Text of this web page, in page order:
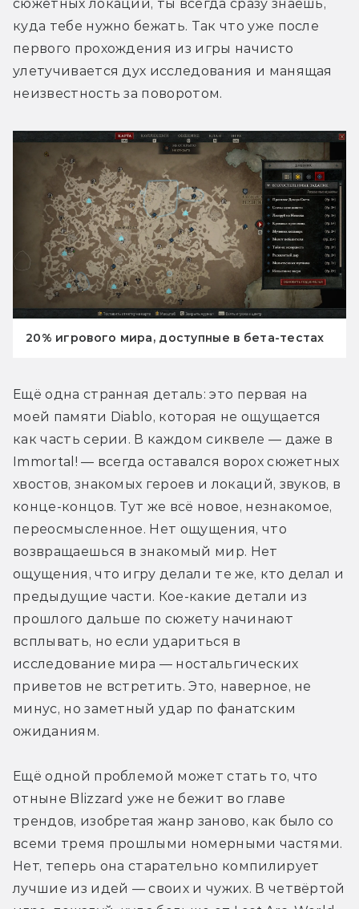
сюжетных локаций, ты всегда сразу знаешь,
куда тебе нужно бежать. Так что уже после
первого прохождения из игры начисто
улетучивается дух исследования и манящая
неизвестность за поворотом.
20% игрового мира, доступные в бета-тестах
Ещё одна странная деталь: это первая на
моей памяти Diablo, которая не ощущается
как часть серии. В каждом сиквеле — даже в
Immortal! — всегда оставался ворох сюжетных
хвостов, знакомых героев и локаций, звуков, в
конце-концов. Тут же всё новое, незнакомое,
переосмысленное. Нет ощущения, что
возвращаешься в знакомый мир. Нет
ощущения, что игру делали те же, кто делал и
предыдущие части. Кое-какие детали из
прошлого дальше по сюжету начинают
всплывать, но если удариться в
исследование мира — ностальгических
приветов не встретить. Это, наверное, не
минус, но заметный удар по фанатским
ожиданиям.
Ещё одной проблемой может стать то, что
отныне Blizzard уже не бежит во главе
трендов, изобретая жанр заново, как было со
всеми тремя прошлыми номерными частями.
Нет, теперь она старательно компилирует
лучшие из идей — своих и чужих. В четвёртой